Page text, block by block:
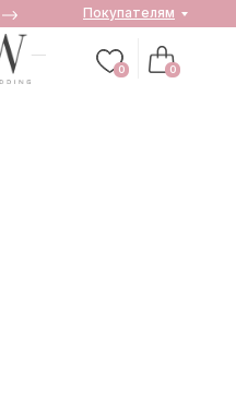
0
0
Покупателям